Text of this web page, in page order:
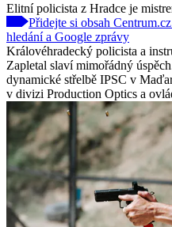
Elitní policista z Hradce je
Přidejte si obsah
hledání a Google zprávy
Královéhradecký policista a
Zapletal slaví mimořádný
dynamické střelbě IPSC v
v divizi Production Optics a